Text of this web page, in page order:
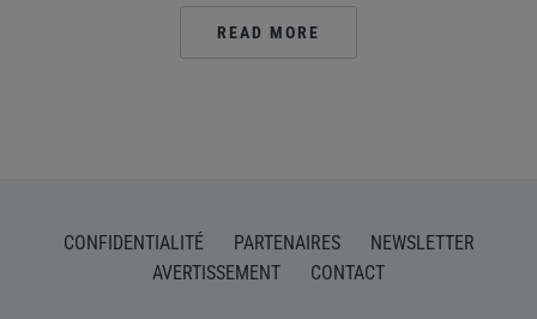
READ MORE
CONFIDENTIALITÉ PARTENAIRES
NEWSLETTER
AVERTISSEMENT
CONTACT